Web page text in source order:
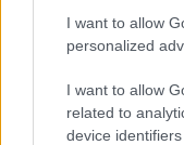
I want to allow
personalized
I want to allow
related to
device identifiers
Izklop elektrike:
Izklop elektrike:
pred 3 urami